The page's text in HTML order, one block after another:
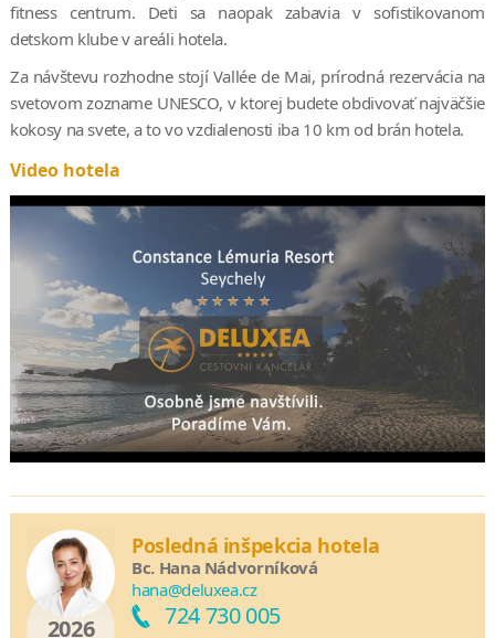
fitness centrum. Deti sa naopak zabavia v sofistikovanom
detskom klube v areáli hotela.
Za návštevu rozhodne stojí Vallée de Mai, prírodná rezervácia na
svetovom zozname UNESCO, v ktorej budete obdivovať najväčšie
kokosy na svete, a to vo vzdialenosti iba 10 km od brán hotela.
Video hotela
2026
Posledná inšpekcia hotela
Bc. Hana Nádvorníková
hana@deluxea.cz
724 730 005